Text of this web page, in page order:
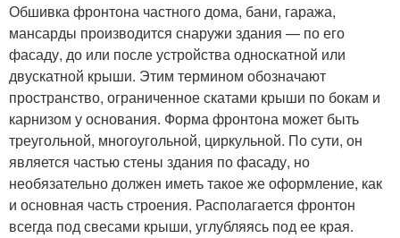
Обшивка фронтона частного дома, бани, гаража,
мансарды производится снаружи здания — по его
фасаду, до или после устройства односкатной или
двускатной крыши. Этим термином обозначают
пространство, ограниченное скатами крыши по бокам и
карнизом у основания. Форма фронтона может быть
треугольной, многоугольной, циркульной. По сути, он
является частью стены здания по фасаду, но
необязательно должен иметь такое же оформление, как
и основная часть строения. Располагается фронтон
всегда под свесами крыши, углубляясь под ее края.